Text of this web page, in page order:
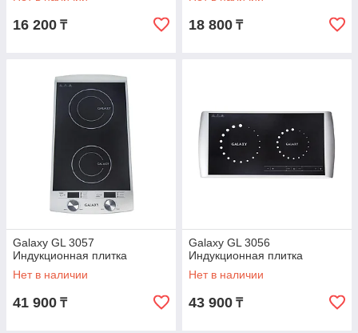
16 200 ₸ 18 800 ₸
Galaxy GL 3057
Индукционная плитка
Нет в наличии
41 900 ₸
Galaxy GL 3056
Индукционная плитка
Нет в наличии
43 900 ₸